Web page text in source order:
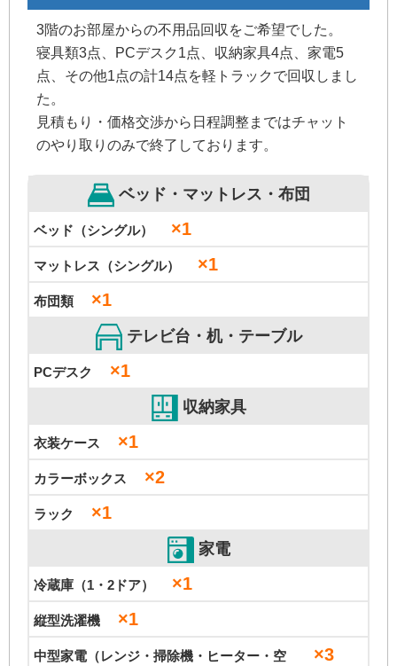
3階のお部屋からの不用品回収をご希望でした。
寝具類3点、PCデスク1点、収納家具4点、家電5
点、その他1点の計14点を軽トラックで回収しまし
た。
見積もり・価格交渉から日程調整まではチャット
のやり取りのみで終了しております。
ベッド・マットレス・布団
ベッド（シングル） ×1
マットレス（シングル） ×1
布団類 ×1
テレビ台・机・テーブル
PCデスク ×1
収納家具
衣装ケース ×1
カラーボックス ×2
ラック ×1
家電
冷蔵庫（1・2ドア） ×1
縦型洗濯機 ×1
中型家電（レンジ・掃除機・ヒーター・空
×3